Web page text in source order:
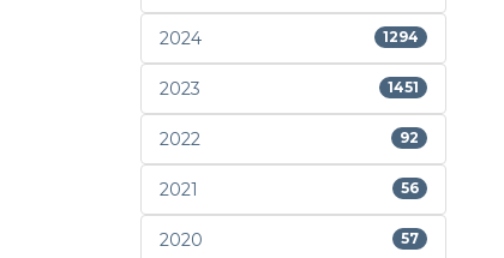
2024 1294
2023 1451
2022 92
2021 56
2020 57